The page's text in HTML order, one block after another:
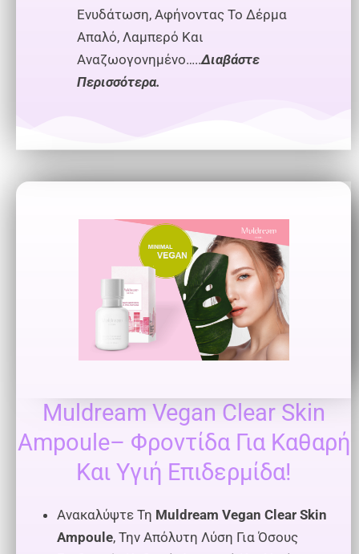
Ενυδάτωση, Αφήνοντας Το Δέρμα
Απαλό, Λαμπερό Και
Αναζωογονημένο…..Διαβάστε
Περισσότερα.
Muldream Vegan Clear Skin
Ampoule– Φροντίδα Για Καθαρή
Και Υγιή Επιδερμίδα!
Ανακαλύψτε Τη Muldream Vegan Clear Skin
Ampoule, Την Απόλυτη Λύση Για Όσους